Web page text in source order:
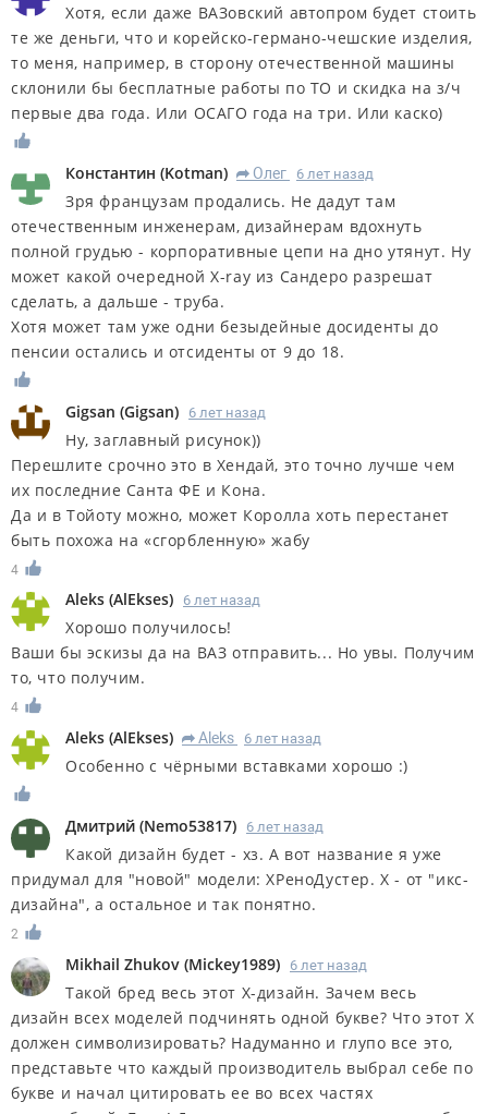
Хотя, если даже ВАЗовский автопром будет стоить
те же деньги, что и корейско-германо-чешские изделия,
то меня, например, в сторону отечественной машины
склонили бы бесплатные работы по ТО и скидка на з/ч
первые два года. Или ОСАГО года на три. Или каско)
Константин (Kotman) R Олег 6 лет назад
Зря французам продались. Не дадут там
отечественным инженерам, дизайнерам вдохнуть
полной грудью - корпоративные цепи на дно утянут. Ну
может какой очередной X-ray из Сандеро разрешат
сделать, а дальше - труба.
Хотя может там уже одни безыдейные досиденты до
пенсии остались и отсиденты от 9 до 18.
Gigsan (Gigsan) 6 лет назад
Ну, заглавный рисунок))
Перешлите срочно это в Хендай, это точно лучше чем
их последние Санта ФЕ и Кона.
Да и в Тойоту можно, может Королла хоть перестанет
быть похожа на «сгорбленную» жабу
4
Aleks (AlEkses) 6 лет назад
Хорошо получилось!
Ваши бы эскизы да на ВАЗ отправить... Но увы. Получим
то, что получим.
4
Aleks (AlEkses) R Aleks 6 лет назад
Особенно с чёрными вставками хорошо :)
Дмитрий (Nemo53817) 6 лет назад
Какой дизайн будет - хз. А вот название я уже
придумал для "новой" модели: ХРеноДустер. Х - от "икс-
дизайна", а остальное и так понятно.
2
Mikhail Zhukov (Mickey1989) 6 лет назад
Такой бред весь этот X-дизайн. Зачем весь
дизайн всех моделей подчинять одной букве? Что этот X
должен символизировать? Надуманно и глупо все это,
представьте что каждый производитель выбрал себе по
букве и начал цитировать ее во всех частях